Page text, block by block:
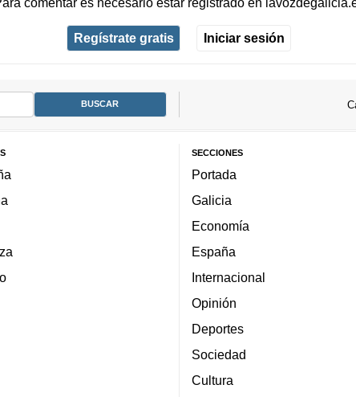
Regístrate gratis Iniciar sesión
SECCIONES
Portada
Galicia
Economía
España
Internacional
Opinión
Deportes
Sociedad
Cultura